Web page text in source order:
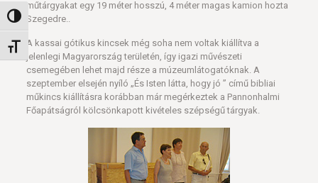
Nagy kontraszt váltása
Betűméret váltása
műtárgyakat egy 19 méter hosszú, 4 méter magas kamion hozta
Szegedre..
A kassai gótikus kincsek még soha nem voltak kiállítva a
jelenlegi Magyarország területén, így igazi művészeti
csemegében lehet majd része a múzeumlátogatóknak. A
szeptember elsején nyíló „És Isten látta, hogy jó ” című bibliai
műkincs kiállításra korábban már megérkeztek a Pannonhalmi
Főapátságról kölcsönkapott kivételes szépségű tárgyak.